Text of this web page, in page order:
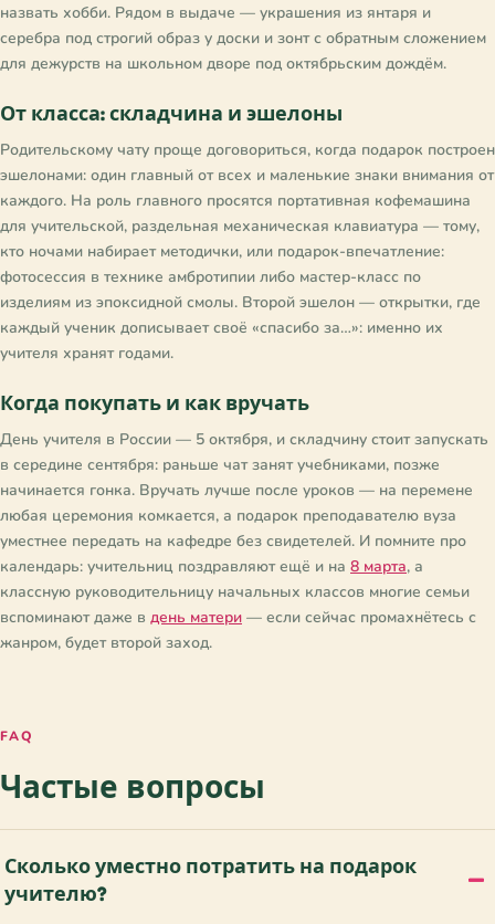
назвать хобби. Рядом в выдаче — украшения из янтаря и
серебра под строгий образ у доски и зонт с обратным сложением
для дежурств на школьном дворе под октябрьским дождём.
От класса: складчина и эшелоны
Родительскому чату проще договориться, когда подарок построен
эшелонами: один главный от всех и маленькие знаки внимания от
каждого. На роль главного просятся портативная кофемашина
для учительской, раздельная механическая клавиатура — тому,
кто ночами набирает методички, или подарок-впечатление:
фотосессия в технике амбротипии либо мастер-класс по
изделиям из эпоксидной смолы. Второй эшелон — открытки, где
каждый ученик дописывает своё «спасибо за…»: именно их
учителя хранят годами.
Когда покупать и как вручать
День учителя в России — 5 октября, и складчину стоит запускать
в середине сентября: раньше чат занят учебниками, позже
начинается гонка. Вручать лучше после уроков — на перемене
любая церемония комкается, а подарок преподавателю вуза
уместнее передать на кафедре без свидетелей. И помните про
календарь: учительниц поздравляют ещё и на 8 марта, а
классную руководительницу начальных классов многие семьи
вспоминают даже в день матери — если сейчас промахнётесь с
жанром, будет второй заход.
FAQ
Частые вопросы
Сколько уместно потратить на подарок
учителю?